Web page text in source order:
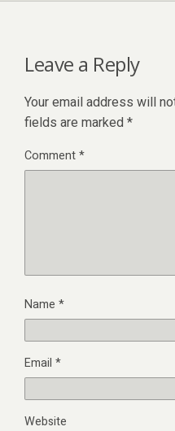
Leave a Reply
Your email address will
fields are marked *
Comment*
Name *
Email *
Website